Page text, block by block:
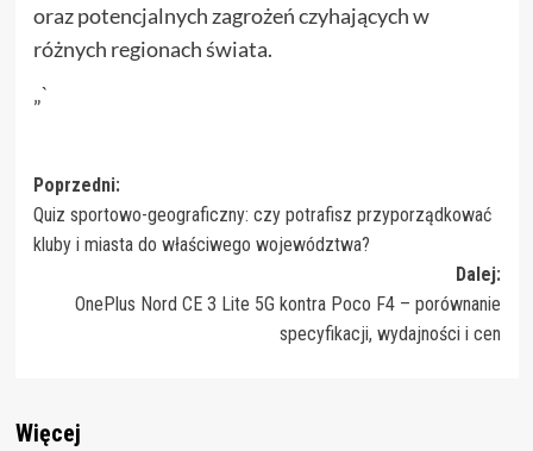
oraz potencjalnych zagrożeń czyhających w
różnych regionach świata.
„`
Zobacz
wpisy
Poprzedni:
Quiz sportowo-geograficzny: czy potrafisz przyporządkować
kluby i miasta do właściwego województwa?
Dalej:
OnePlus Nord CE 3 Lite 5G kontra Poco F4 – porównanie
specyfikacji, wydajności i cen
Więcej